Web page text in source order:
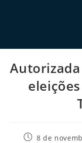
Post8 de